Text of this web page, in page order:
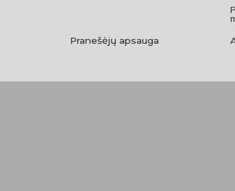
Pranešėjų apsauga